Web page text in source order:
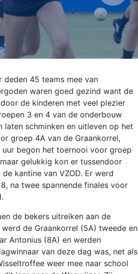
45 teams mee van
waren goed gezind want de
de kinderen met veel plezier
3 en 4 van de onderbouw
schminken en uitleven op het
groep 4A van de Graankorrel,
begon het toernooi voor groep
gelukkig kon er tussendoor
kantine van VZOD. Er werd
na twee spannende finales voor
de bekers uitreiken aan de
de Graankorrel (5A) tweede en
Antonius (8A) en werden
van deze dag was, net als
weer mee naar school